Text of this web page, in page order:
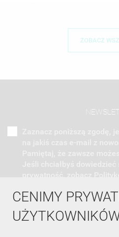
CENIMY
ZOBACZ